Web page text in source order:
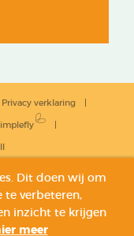
Privacy verklaring
Dit doen wij om
te verbeteren,
inzicht te krijgen
meer